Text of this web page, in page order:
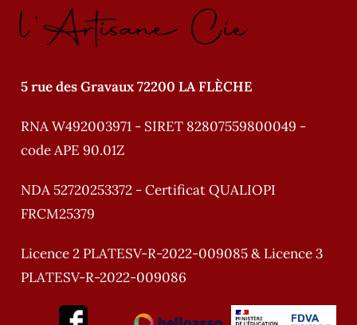
l'Artisane Cie
5 rue des Gravaux 72200 LA FLÈCHE
RNA W492003971 - SIRET 82807559800049 -
code APE 90.01Z
NDA 52720253372 - Certificat QUALIOPI
FRCM25379
Licence 2 PLATESV-R-2022-009085 & Licence 3
PLATESV-R-2022-009086